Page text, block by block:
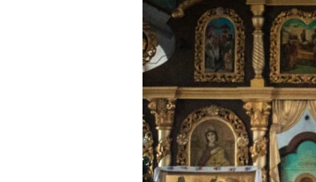
УКРАЇНСЬКА ПРОБЛЕМА КРИМУ